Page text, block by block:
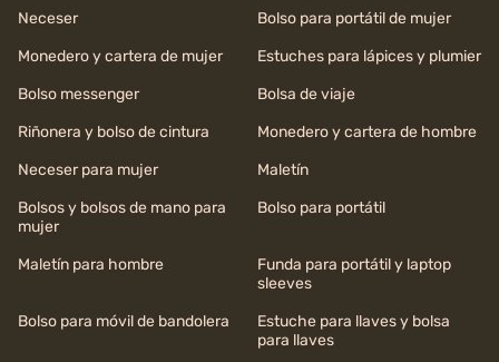
Neceser
Bolso para portátil de mujer
Monedero y cartera de mujer
Estuches para lápices y plumier
Bolso messenger
Bolsa de viaje
Riñonera y bolso de cintura
Monedero y cartera de hombre
Neceser para mujer
Maletín
Bolsos y bolsos de mano para
mujer
Bolso para portátil
Maletín para hombre
Funda para portátil y laptop
sleeves
Bolso para móvil de bandolera
Estuche para llaves y bolsa
para llaves